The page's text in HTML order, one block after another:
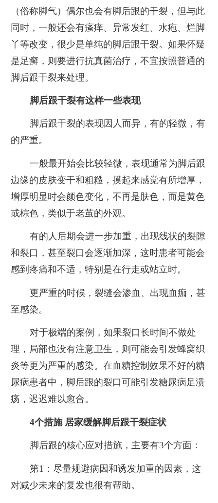
（俗称脚气）偶尔也会有脚后跟的干裂，但与此
同时，一般还会有瘙痒、异常发红、水疱、烂脚
丫等改变，很少是单纯的脚后跟干裂。如果怀疑
是足癣，则要进行抗真菌治疗，不宜按照普通的
脚后跟干裂来处理。
脚后跟干裂有这样一些表现
脚后跟干裂的表现因人而异，有的轻微，有
的严重。
一般最开始会比较轻微， 表现通常为脚后跟
边缘的皮肤变干和粗糙，摸起来感觉有所增厚，
增厚明显时会颜色变化，不再是肤色，而是黄色
或棕色，类似于老茧的外观。
有的人后期会进一步加重， 出现线状的裂隙
和裂口，甚至裂口会逐渐加深，这时患者可能会
感到疼痛和不适，特别是在行走或站立时。
更严重的时候，裂缝会渗血、出现血痂，甚
至感染。
对于极端的案例，如果裂口长时间不做处
理，局部也没有注意卫生，则可能会引发蜂窝织
炎等更为严重的感染。在血糖控制效果不好的糖
尿病患者中，脚后跟的裂口可能引发糖尿病足溃
疡，迟迟难以愈合。
4个措施 居家缓解脚后跟干裂症状
脚后跟的核心应对措施，主要有3个方面：
第1：尽量规避病因和诱发加重的因素，这
对减少未来的复发也很有帮助。